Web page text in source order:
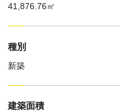
41,876.76㎡
種別
新築
建築面積